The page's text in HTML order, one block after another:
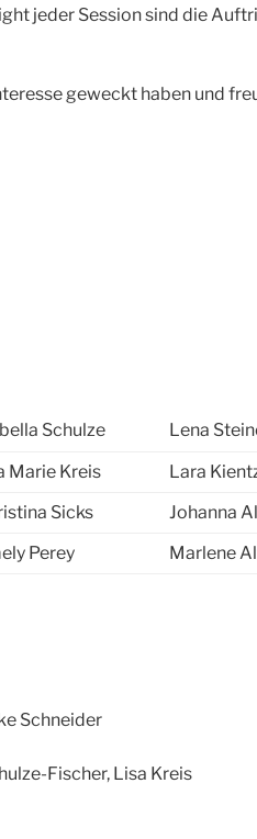
jeder Session sind die
geweckt haben und
Schulze
Lena
Marie Kreis
Lara
Sicks
Johanna
Perey Marlene
Schneider
Fischer, Lisa Kreis